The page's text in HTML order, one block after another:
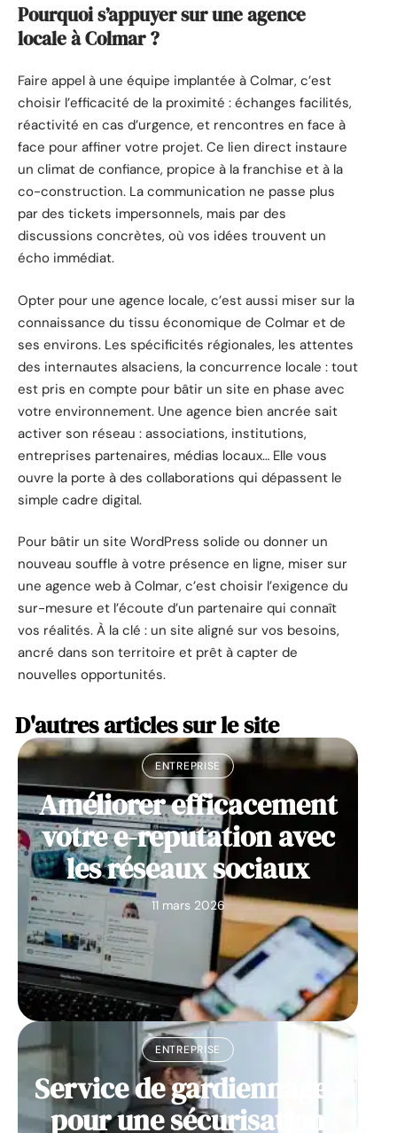
Pourquoi s’appuyer sur une agence
locale à Colmar ?
Faire appel à une équipe implantée à Colmar, c’est
choisir l’efficacité de la proximité : échanges facilités,
réactivité en cas d’urgence, et rencontres en face à
face pour affiner votre projet. Ce lien direct instaure
un climat de confiance, propice à la franchise et à la
co-construction. La communication ne passe plus
par des tickets impersonnels, mais par des
discussions concrètes, où vos idées trouvent un
écho immédiat.
Opter pour une agence locale, c’est aussi miser sur la
connaissance du tissu économique de Colmar et de
ses environs. Les spécificités régionales, les attentes
des internautes alsaciens, la concurrence locale : tout
est pris en compte pour bâtir un site en phase avec
votre environnement. Une agence bien ancrée sait
activer son réseau : associations, institutions,
entreprises partenaires, médias locaux… Elle vous
ouvre la porte à des collaborations qui dépassent le
simple cadre digital.
Pour bâtir un site WordPress solide ou donner un
nouveau souffle à votre présence en ligne, miser sur
une agence web à Colmar, c’est choisir l’exigence du
sur-mesure et l’écoute d’un partenaire qui connaît
vos réalités. À la clé : un site aligné sur vos besoins,
ancré dans son territoire et prêt à capter de
nouvelles opportunités.
D'autres articles sur le site
ENTREPRISE
Améliorer efficacement
votre e-reputation avec
les réseaux sociaux
11 mars 2026
ENTREPRISE
Service de gardiennage :
pour une sécurisation